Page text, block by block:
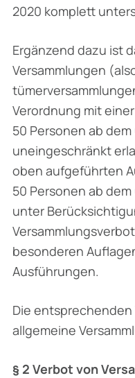
2020 komplett
Ergänzend dazu ist
Versammlungen
Verordnung mit
50 Personen ab
uneingeschränkt
oben aufgeführten
50 Personen ab
unter
beson­deren
Ausführungen.
Die
allgemeine
§ 2 Verbot von